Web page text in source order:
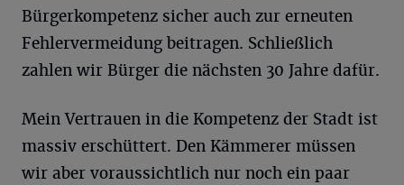
Bürgerkompetenz sicher auch zur erneuten
Fehlervermeidung beitragen. Schließlich
zahlen wir Bürger die nächsten 30 Jahre dafür.
Mein Vertrauen in die Kompetenz der Stadt ist
massiv erschüttert. Den Kämmerer müssen
wir aber voraussichtlich nur noch ein paar